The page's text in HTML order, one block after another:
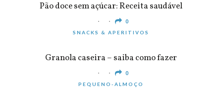
Pão doce sem açúcar: Receita saudável
0
SNACKS & APERITIVOS
Granola caseira – saiba como fazer
0
PEQUENO-ALMOÇO